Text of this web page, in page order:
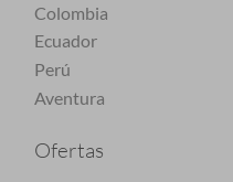
Colombia
Ecuador
Perú
Aventura
Ofertas